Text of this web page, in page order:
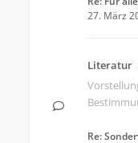
27. März
Literatur
Re: